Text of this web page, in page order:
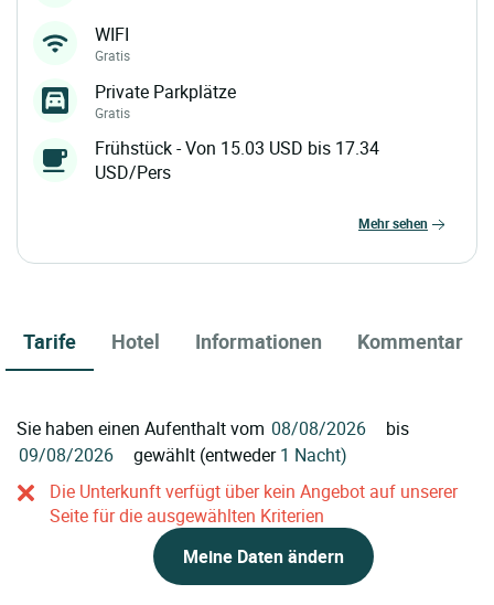
WIFI
Gratis
Private Parkplätze
Gratis
Frühstück - Von 15.03 USD bis 17.34
USD/Pers
mehr sehen
Tarife Hotel Informationen Kommentar
Sie haben einen Aufenthalt vom
bis
gewählt (entweder1 Nacht)
Die Unterkunft verfügt über kein Angebot auf unserer
Seite für die ausgewählten Kriterien
Meine Daten ändern